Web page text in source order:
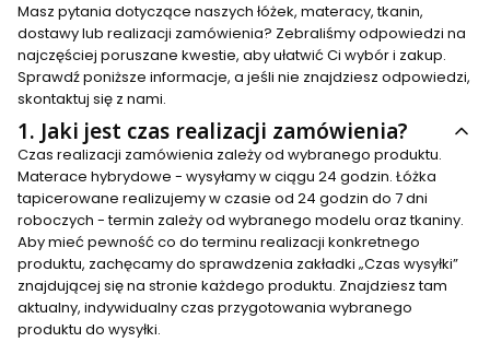
Masz pytania dotyczące naszych łóżek, materacy, tkanin,
dostawy lub realizacji zamówienia? Zebraliśmy odpowiedzi na
najczęściej poruszane kwestie, aby ułatwić Ci wybór i zakup.
Sprawdź poniższe informacje, a jeśli nie znajdziesz odpowiedzi,
skontaktuj się z nami.
1. Jaki jest czas realizacji zamówienia?
Czas realizacji zamówienia zależy od wybranego produktu.
Materace hybrydowe - wysyłamy w ciągu 24 godzin. Łóżka
tapicerowane realizujemy w czasie od 24 godzin do 7 dni
roboczych - termin zależy od wybranego modelu oraz tkaniny.
Aby mieć pewność co do terminu realizacji konkretnego
produktu, zachęcamy do sprawdzenia zakładki „Czas wysyłki”
znajdującej się na stronie każdego produktu. Znajdziesz tam
aktualny, indywidualny czas przygotowania wybranego
produktu do wysyłki.